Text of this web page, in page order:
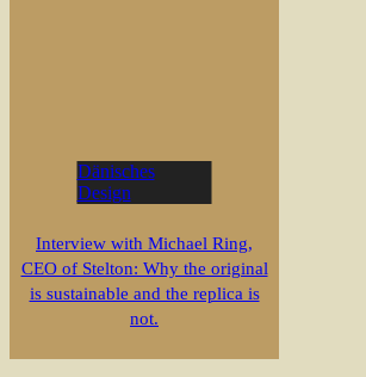
Dänisches
Design
Interview with Michael Ring,
CEO of Stelton: Why the original
is sustainable and the replica is
not.